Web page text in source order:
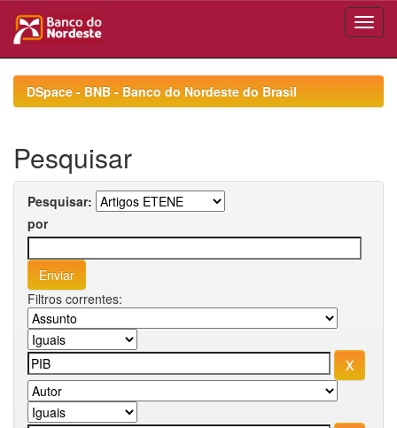
navigationDSpace - BNB - Banco do Nordeste do Brasil
Pesquisar
Pesquisar:
por
Filtros correntes: